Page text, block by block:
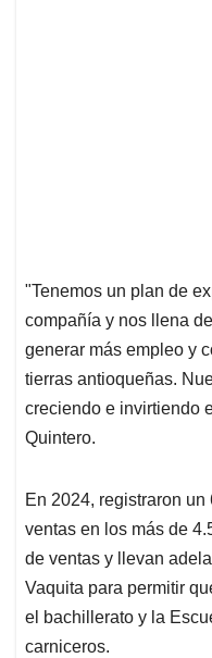
"Tenemos un plan de
compañía y nos llena
generar más empleo y
tierras antioqueñas.
creciendo e invirtiendo
Quintero.
En 2024, registraron
ventas en los más de
de ventas y llevan
Vaquita para permitir
el bachillerato y la
carniceros.